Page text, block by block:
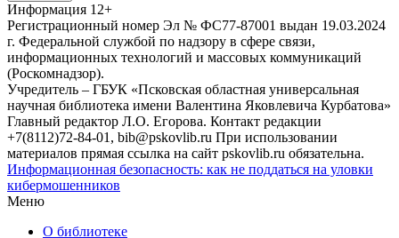
Информация 12+
Регистрационный номер Эл № ФС77-87001 выдан 19.03.2024
г. Федеральной службой по надзору в сфере связи,
информационных технологий и массовых коммуникаций
(Роскомнадзор).
Учредитель – ГБУК «Псковская областная универсальная
научная библиотека имени Валентина Яковлевича Курбатова»
Главный редактор Л.О. Егорова. Контакт редакции
+7(8112)72-84-01, bib@pskovlib.ru При использовании
материалов прямая ссылка на сайт pskovlib.ru обязательна.
Информационная безопасность: как не поддаться на уловки
кибермошенников
Меню
О библиотеке